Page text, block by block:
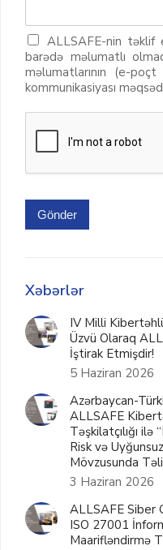
ALLSAFE-nin təklif
barədə məlumatlı
məlumatlarının (e-
kommunikasiyası
Gönder
Xəbərlər
IV Milli
Üzvü Olaraq
İştirak Etmişdir!
5 Haziran 2026
Azərbaycan-
ALLSAFE
Təşkilatçılığı
Risk və
Mövzusunda
3 Haziran 2026
ALLSAFE Siber
ISO 27001
Maarifləndirmə